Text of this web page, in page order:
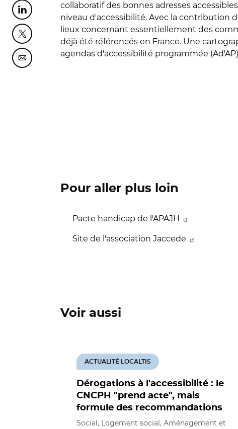
Partager cette page sur Linkedin
Partager cette page sur Twitter
Partager cette page sur Courriel
collaboratif des bonnes adresses
niveau d'accessibilité. Avec la contribution
lieux concernant essentiellement des
déjà été référencés en France. Une
agendas d'accessibilité programmée
Pour aller plus loin
Pacte handicap de l'APAJH
Site de l'association Jaccede
Voir aussi
Dérogations à l'accessibilité : le
CNCPH "prend acte", mais
formule des recommandations
ACTUALITÉ LOCALTIS
Social, Logement social, Aménagement et